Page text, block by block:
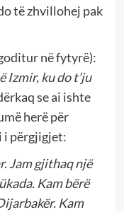
të zhvillohej pak
në fytyrë):
Izmir, ku do t’ju
se ai ishte
herë për
i përgjigjet:
Jam gjithaq një
Kam bërë
Kam